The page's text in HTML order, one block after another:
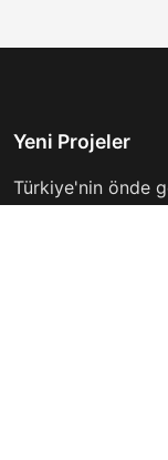
Yeni Projeler
Türkiye'nin önde